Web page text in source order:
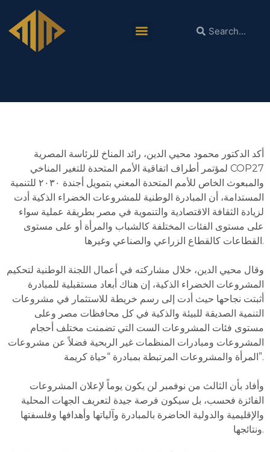
دكتور محمود محيي الدين: مبادرة المشروعات
الخضراء الذكية تهدف لزيادة الثقافة الاقتصادية
وفرص الاستثمار
أكد الدكتور محمود محيي الدين، رائد المناخ للرئاسة المصرية
لمؤتمر أطراف اتفاقية الأمم المتحدة للتغير المناخي COP27
والمبعوث الخاص للأمم المتحدة المعني بتمويل أجندة ٢٠٣٠ للتنمية
المستدامة، أن المبادرة الوطنية للمشروعات الخضراء الذكية أدت
لزيادة الثقافة الاقتصادية والتنموية في مصر بطريقة عملية سواء
على مستوى الفئات المختلفة كالشباب والمرأة أو على مستوى
القطاعات كالقطاع الزراعي والصناعي وغيرها.
وقال محيي الدين، خلال مشاركته في أعمال اللجنة الوطنية لتحكيم
المشروعات الخضراء الذكية، إن هناك أبعاد مستقبلية للمبادرة
أثبتت نجاحها حيث أدت إلى رسم خريطة للاستثمار في مشروعات
التنمية الصديقة للبيئة والذكية في كل محافظات مصر وعلى
مستوى فئات المشروعات الست التي تضمنت مختلف أحجام
المشروعات ومبادرات المنظمات غير الربحية فضلاً عن مشروعات
المرأة والمشروعات المرتبطة بمبادرة “حياة كريمة”.
وأفاد بأن الثالث من نوفمبر لن يكون يوماً لإعلان المشروعات
الفائزة فحسب، بل سيكون فرصة جيدة لتعريف الجهات المحلية
والإقليمية والدولية الحاضرة بالمبادرة وآلياتها وأهدافها وفلسفتها
ونتائجها.